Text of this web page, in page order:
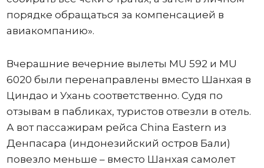
порядке обращаться за компенсацией в
авиакомпанию».
Вчерашние вечерние вылеты MU 592 и MU
6020 были перенаправлены вместо Шанхая в
Циндао и Ухань соответственно. Судя по
отзывам в пабликах, туристов отвезли в отель.
А вот пассажирам рейса China Eastern из
Денпасара (индонезийский остров Бали)
повезло меньше – вместо Шанхая самолет